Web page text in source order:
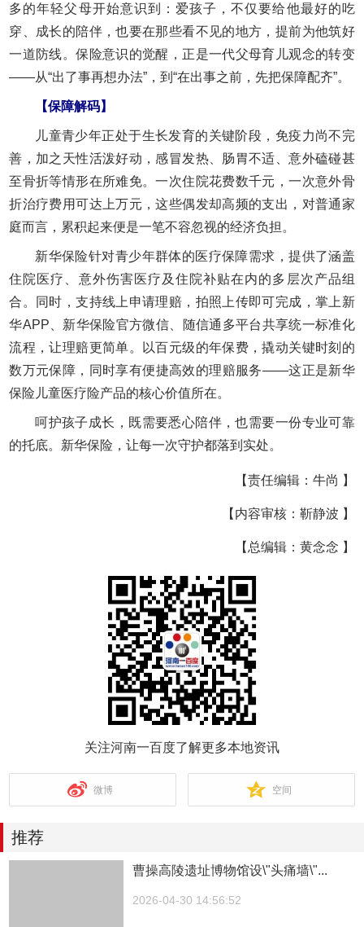
多的年轻父母开始意识到：爱孩子，不仅要给他最好的吃
穿、成长的陪伴，也要在那些看不见的地方，提前为他筑好
一道防线。保险意识的觉醒，正是一代父母育儿观念的转变
——从“出了事再想办法”，到“在出事之前，先把保障配齐”。
【保障解码】
儿童青少年正处于生长发育的关键阶段，免疫力尚不完
善，加之天性活泼好动，感冒发热、肠胃不适、意外磕碰甚
至骨折等情形在所难免。一次住院花费数千元，一次意外骨
折治疗费用可达上万元，这些偶发却高频的支出，对普通家
庭而言，累积起来便是一笔不容忽视的经济负担。
新华保险针对青少年群体的医疗保障需求，提供了涵盖
住院医疗、意外伤害医疗及住院补贴在内的多层次产品组
合。同时，支持线上申请理赔，拍照上传即可完成，掌上新
华APP、新华保险官方微信、随信通多平台共享统一标准化
流程，让理赔更简单。以百元级的年保费，撬动关键时刻的
数万元保障，同时享有便捷高效的理赔服务——这正是新华
保险儿童医疗险产品的核心价值所在。
呵护孩子成长，既需要悉心陪伴，也需要一份专业可靠
的托底。新华保险，让每一次守护都落到实处。
【责任编辑：牛尚 】
【内容审核：靳静波 】
【总编辑：黄念念 】
关注河南一百度了解更多本地资讯
微博 空间
推荐
曹操高陵遗址博物馆设\"头痛墙\"...
2026-04-30 14:56:52